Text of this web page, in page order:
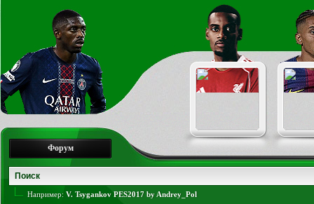
Форум
Например: V. Tsygankov PES2017 by Andrey_Pol